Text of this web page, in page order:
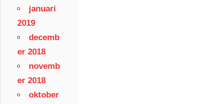
januari
2019
decemb
er 2018
novemb
er 2018
oktober